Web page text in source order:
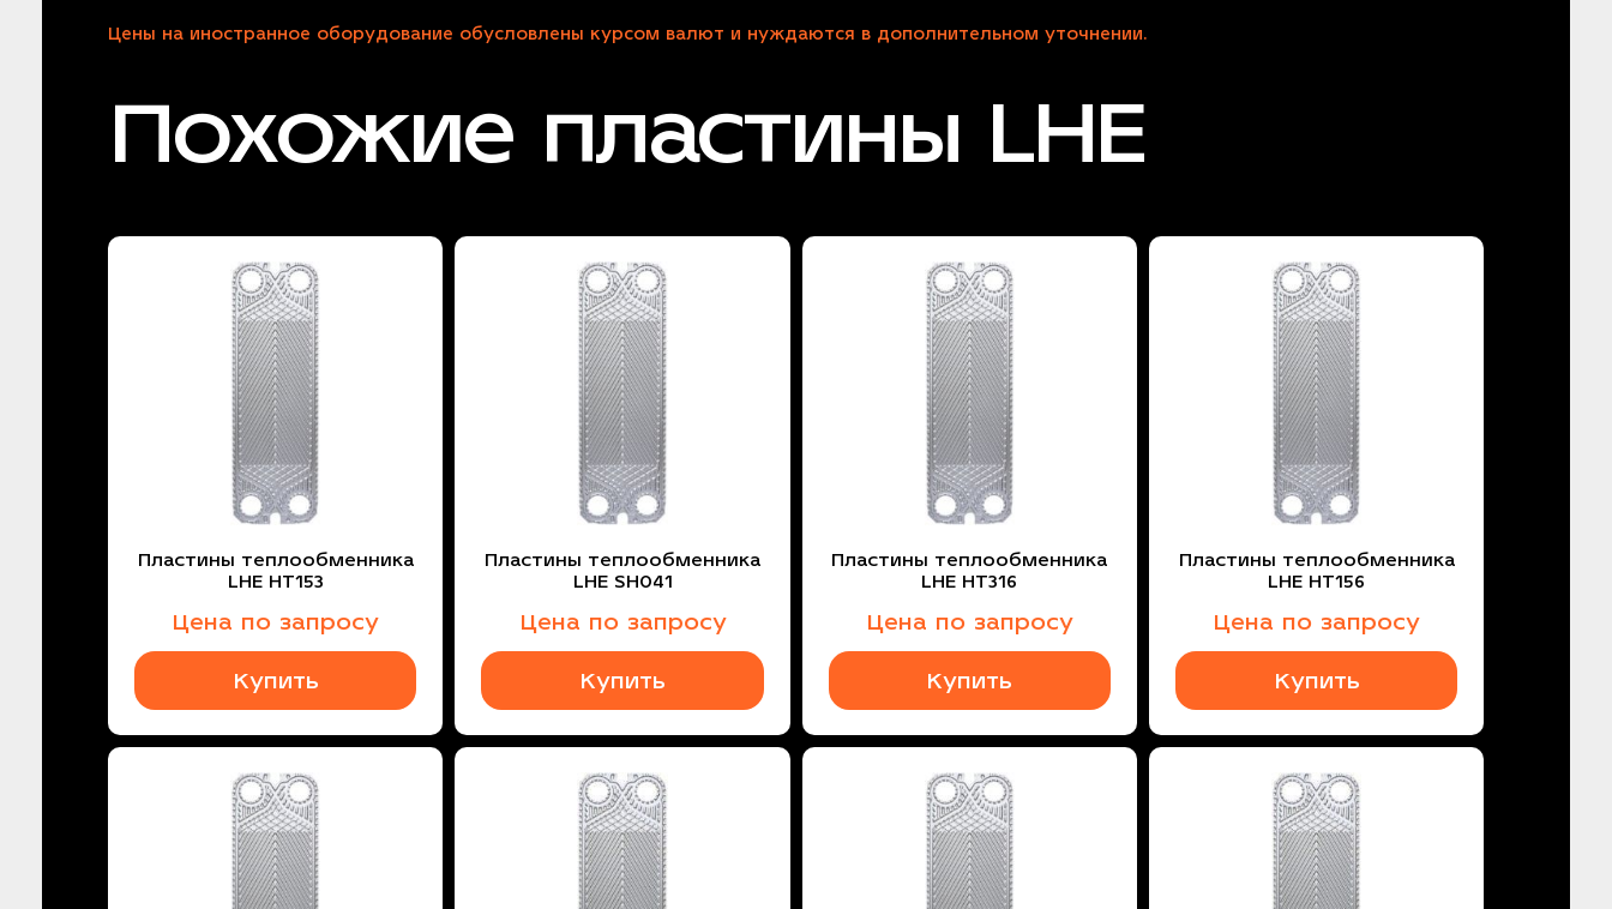
Цены на иностранное оборудование обусловлены курсом валют и нуждаются в дополнительном уточнении.
Похожие пластины LHE
Пластины теплообменника
LHE HT153
Цена по запросу
Купить
Пластины теплообменника
LHE SH041
Цена по запросу
Купить
Пластины теплообменника
LHE HT316
Цена по запросу
Купить
Пластины теплообменника
LHE HT156
Цена по запросу
Купить